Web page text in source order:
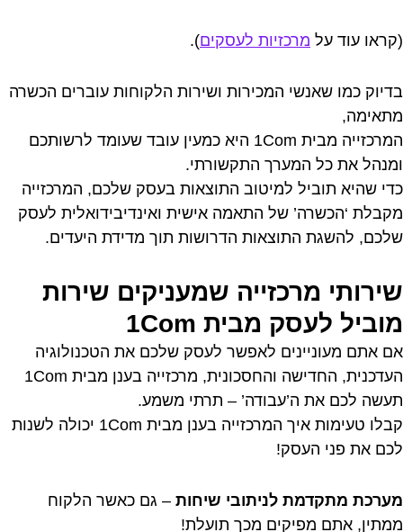
(קראו עוד על מרכזיות לעסקים).
בדיוק כמו שאנשי המכירות ושירות הלקוחות עוברים הכשרה
מתאימה,
המרכזייה מבית 1Com היא כמעין עובד שעומד לרשותכם
ומנהל את כל המערך התקשורתי.
כדי שהיא תוביל למיטוב התוצאות בעסק שלכם, המרכזייה
מקבלת ‘הכשרה’ של התאמה אישית ואינדיבידואלית לעסק
שלכם, להשגת התוצאות הדרושות תוך מדידת היעדים.
שירותי מרכזייה שמעניקים שירות
מוביל לעסק מבית 1Com
אם אתם מעוניינים לאפשר לעסק שלכם את הטכנולוגיה
העדכנית, החדישה והחסכונית, מרכזייה בענן מבית 1Com
תעשה לכם את ה’עבודה’ – תרתי משמע.
קבלו טעימות איך המרכזייה בענן מבית 1Com יכולה לשנות
לכם את פני העסק!
מערכת מתקדמת לניתובי שיחות – גם כאשר הלקוח
ממתין, אתם מפיקים מכך תועלת!